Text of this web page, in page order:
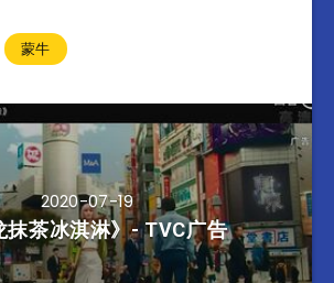
蒙牛
2020-07-19
抹茶冰淇淋》- TVC广告